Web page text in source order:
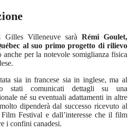
Villeneuve sarà Rémi Goulet,
al suo primo progetto di rilievo
anche per la notevole somiglianza fisica
sia in francese sia in inglese, ma al
stati comunicati dettagli su una
né su eventuali adattamenti in altre
dipenderà dal successo ricevuto al
Festival e dall’interesse che il film
i confini canadesi.